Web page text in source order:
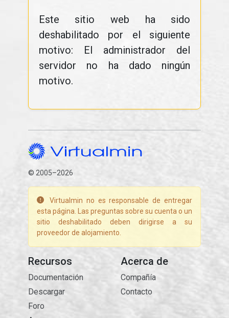
Este sitio web ha sido
deshabilitado por el siguiente
motivo: El administrador del
servidor no ha dado ningún
motivo.
© 2005–2026
Virtualmin no es responsable de entregar
esta página. Las preguntas sobre su cuenta o un
sitio deshabilitado deben dirigirse a su
proveedor de alojamiento.
Recursos
Documentación
Descargar
Foro
Acerca de
Compañía
Contacto